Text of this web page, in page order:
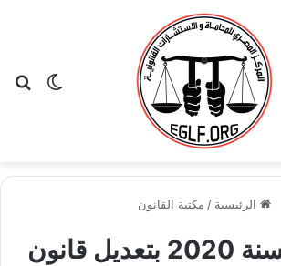
الوضع
الرئيسية / مكتبة القانون
قانون 3 لسنة 2020 بتعديل قانون